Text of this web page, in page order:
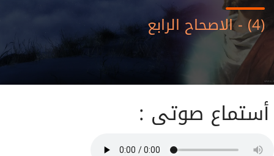
(4) - الاصحاح الرابع
أستماع صوتى :